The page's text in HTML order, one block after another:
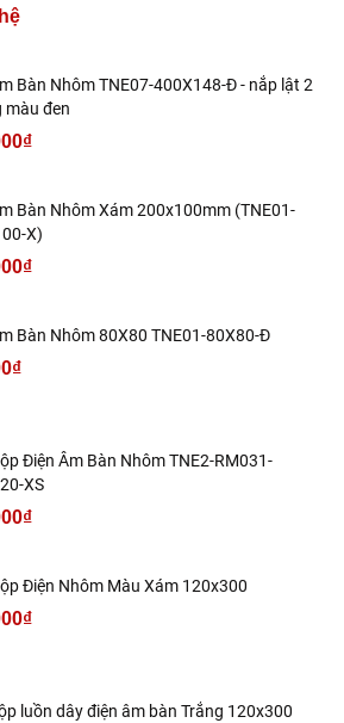
Bàn Nhôm TNE07-400X148-Đ - nắp lật 2
màu đen
Bàn Nhôm Xám 200x100mm (TNE01-
X)
Bàn Nhôm 80X80 TNE01-80X80-Đ
Điện Âm Bàn Nhôm TNE2-RM031-
XS
Điện Nhôm Màu Xám 120x300
luồn dây điện âm bàn Trắng 120x300